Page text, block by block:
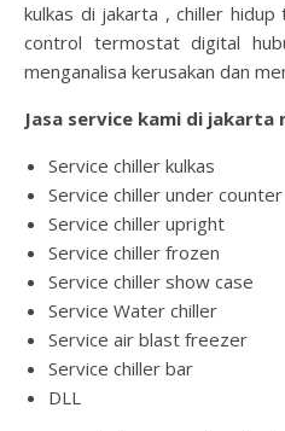
kulkas di jakarta , chiller
control termostat digital
menganalisa kerusakan dan
Jasa service kami di jakarta
Service chiller kulkas
Service chiller under counter
Service chiller upright
Service chiller frozen
Service chiller show case
Service Water chiller
Service air blast freezer
Service chiller bar
DLL